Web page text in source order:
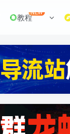
教程NEW